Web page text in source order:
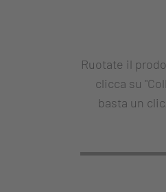
Ruotate il
clicca su
basta un